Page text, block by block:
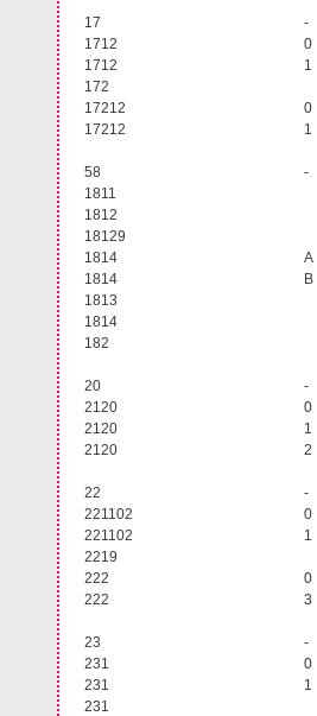
17 -
1712
0
1712
1
172
17212
0
17212
1
58 -
1811
1812
18129
1814
A
1814
B
1813
1814
182
20 -
2120
0
2120
1
2120
2
22 -
221102
0
221102
1
2219
222
0
222
3
23 -
231
0
231
1
231